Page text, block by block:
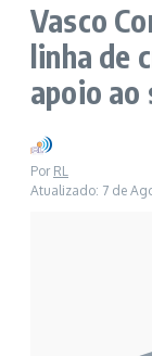
Vasco
linha de
apoio
Por RL
Atualizado: 7 de